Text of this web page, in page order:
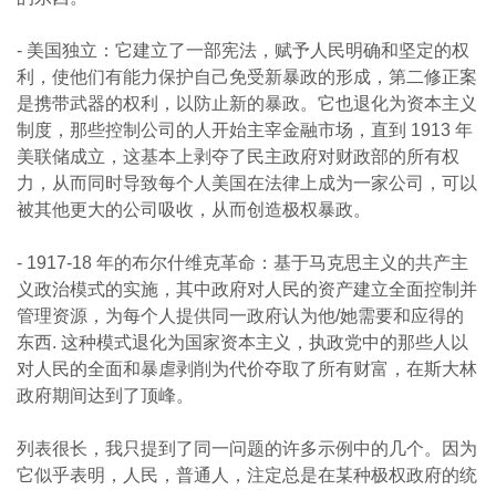
- 美国独立：它建立了一部宪法，赋予人民明确和坚定的权
利，使他们有能力保护自己免受新暴政的形成，第二修正案
是携带武器的权利，以防止新的暴政。它也退化为资本主义
制度，那些控制公司的人开始主宰金融市场，直到 1913 年
美联储成立，这基本上剥夺了民主政府对财政部的所有权
力，从而同时导致每个人美国在法律上成为一家公司，可以
被其他更大的公司吸收，从而创造极权暴政。
- 1917-18 年的布尔什维克革命：基于马克思主义的共产主
义政治模式的实施，其中政府对人民的资产建立全面控制并
管理资源，为每个人提供同一政府认为他/她需要和应得的
东西. 这种模式退化为国家资本主义，执政党中的那些人以
对人民的全面和暴虐剥削为代价夺取了所有财富，在斯大林
政府期间达到了顶峰。
列表很长，我只提到了同一问题的许多示例中的几个。因为
它似乎表明，人民，普通人，注定总是在某种极权政府的统